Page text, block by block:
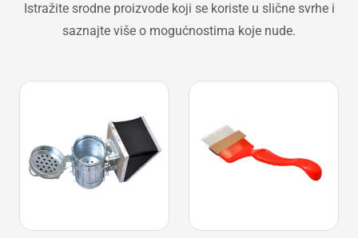
Istražite srodne proizvode koji se koriste u slične svrhe i
saznajte više o mogućnostima koje nude.